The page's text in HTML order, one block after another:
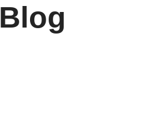
Blog